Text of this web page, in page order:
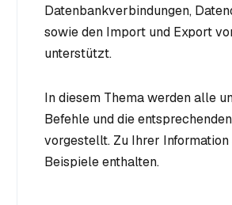
Datenbankverbindungen,
sowie den Import und Export
unterstützt.
In diesem Thema werden alle
Befehle und die
vorgestellt. Zu Ihrer Information
Beispiele enthalten.